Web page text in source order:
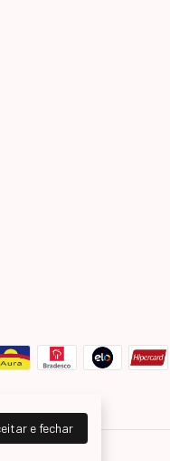
e fechar